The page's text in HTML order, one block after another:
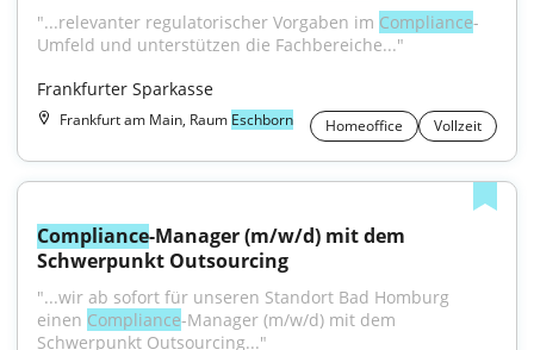
"...relevanter regulatorischer Vorgaben im Compliance-
Umfeld und unterstützen die Fachbereiche..."
Frankfurter Sparkasse
Frankfurt am Main, Raum Eschborn Homeoffice Vollzeit
Compliance-Manager (m/w/d) mit dem
Schwerpunkt Outsourcing
"...wir ab sofort für unseren Standort Bad Homburg
einen Compliance-Manager (m/w/d) mit dem
Schwerpunkt Outsourcing..."